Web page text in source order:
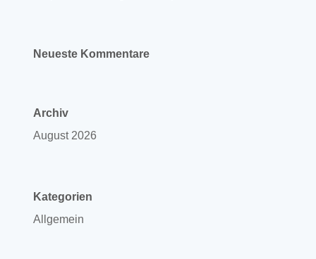
Neueste Kommentare
Archiv
August 2026
Kategorien
Allgemein